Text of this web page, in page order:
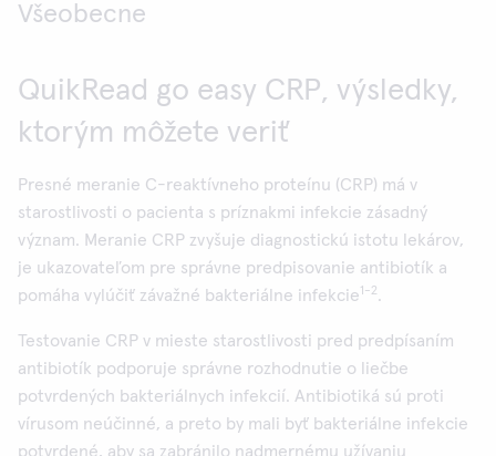
Všeobecne
QuikRead go easy CRP, výsledky,
ktorým môžete veriť
Presné meranie C-reaktívneho proteínu (CRP) má v
starostlivosti o pacienta s príznakmi infekcie zásadný
význam. Meranie CRP zvyšuje diagnostickú istotu lekárov,
je ukazovateľom pre správne predpisovanie antibiotík a
pomáha vylúčiť závažné bakteriálne infekcie1-2.
Testovanie CRP v mieste starostlivosti pred predpísaním
antibiotík podporuje správne rozhodnutie o liečbe
potvrdených bakteriálnych infekcií. Antibiotiká sú proti
vírusom neúčinné, a preto by mali byť bakteriálne infekcie
potvrdené, aby sa zabránilo nadmernému užívaniu